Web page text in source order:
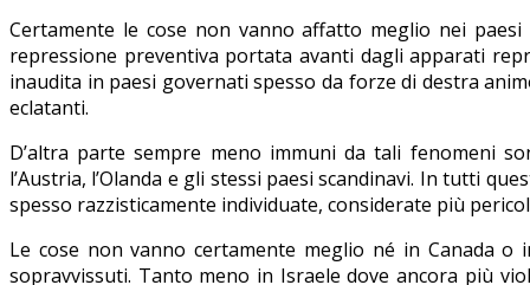
Certamente le cose non vanno affatto meglio nei
repressione preventiva portata avanti dagli apparati
inaudita in paesi governati spesso da forze di destra
eclatanti.
D’altra parte sempre meno immuni da tali fenomeni
l’Austria, l’Olanda e gli stessi paesi scandinavi. In tutti
spesso razzisticamente individuate, considerate più
Le cose non vanno certamente meglio né in Canada
sopravvissuti. Tanto meno in Israele dove ancora più